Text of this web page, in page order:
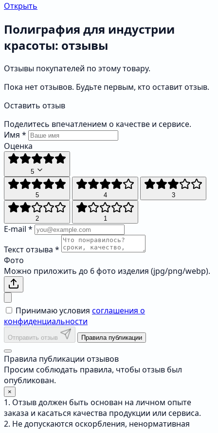
Открыть
Полиграфия для индустрии
красоты: отзывы
Отзывы покупателей по этому товару.
Пока нет отзывов. Будьте первым, кто оставит отзыв.
Оставить отзыв
Поделитесь впечатлением о качестве и сервисе.
Имя *
Оценка
5
5 4 3
2 1
E-mail *
Текст отзыва *
Фото
Можно приложить до 6 фото изделия (jpg/png/webp).
Принимаю условия соглашения о
конфиденциальности
Отправить отзыв Правила публикации
Правила публикации отзывов
Просим соблюдать правила, чтобы отзыв был
опубликован.
×
1. Отзыв должен быть основан на личном опыте
заказа и касаться качества продукции или сервиса.
2. Не допускаются оскорбления, ненормативная